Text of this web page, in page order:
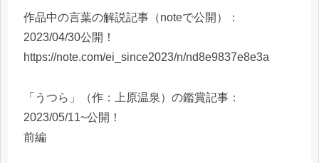
作品中の言葉の解説記事（noteで公開）：
2023/04/30公開！
https://note.com/ei_since2023/n/nd8e9837e8e3a
「うつら」（作：上原温泉）の鑑賞記事：
2023/05/11~公開！
前編